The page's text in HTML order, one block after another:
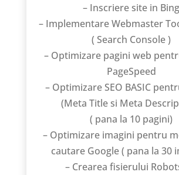
– Inscriere site in Bing
– Implementare Webmaster
( Search Console )
– Optimizare pagini web
PageSpeed
– Optimizare SEO BASIC
(Meta Title si Meta
( pana la 10 pagini)
– Optimizare imagini pentru
cautare Google ( pana la 30
– Crearea fisierului